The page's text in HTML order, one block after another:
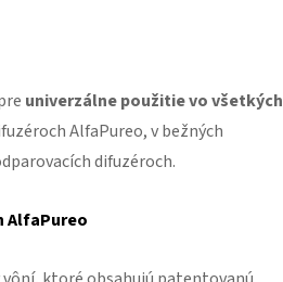
univerzálne použitie vo všetkých
AlfaPureo, v bežných
difuzéroch.
AlfaPureo